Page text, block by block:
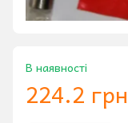
В наявності
224.2 грн